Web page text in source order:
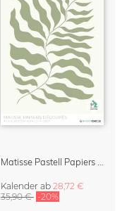
Matisse Pastell Papiers Découpés Kunstkalender 2027
Kalender ab 28,72 €
35,90 € -20%